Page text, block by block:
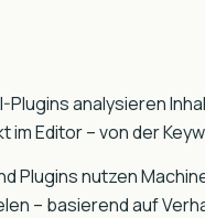
Plugins analysieren
Editor – von der
Plugins nutzen
– basierend auf